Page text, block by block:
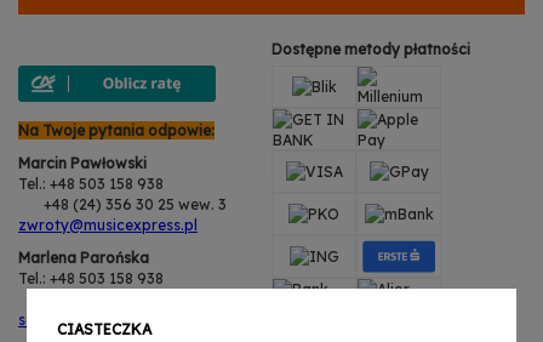
Na Twoje pytania odpowie:
Marcin Pawłowski
Tel.: +48 503 158 938
+48 (24) 356 30 25 wew. 3
zwroty@musicexpress.pl
Marlena Parońska
Tel.: +48 503 158 938
serwis@musicexpress.pl
Dostępne metody płatności
CIASTECZKA